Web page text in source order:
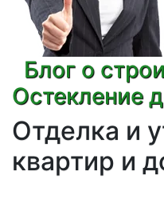
Блог о
Остекление
Отделка и
квартир и